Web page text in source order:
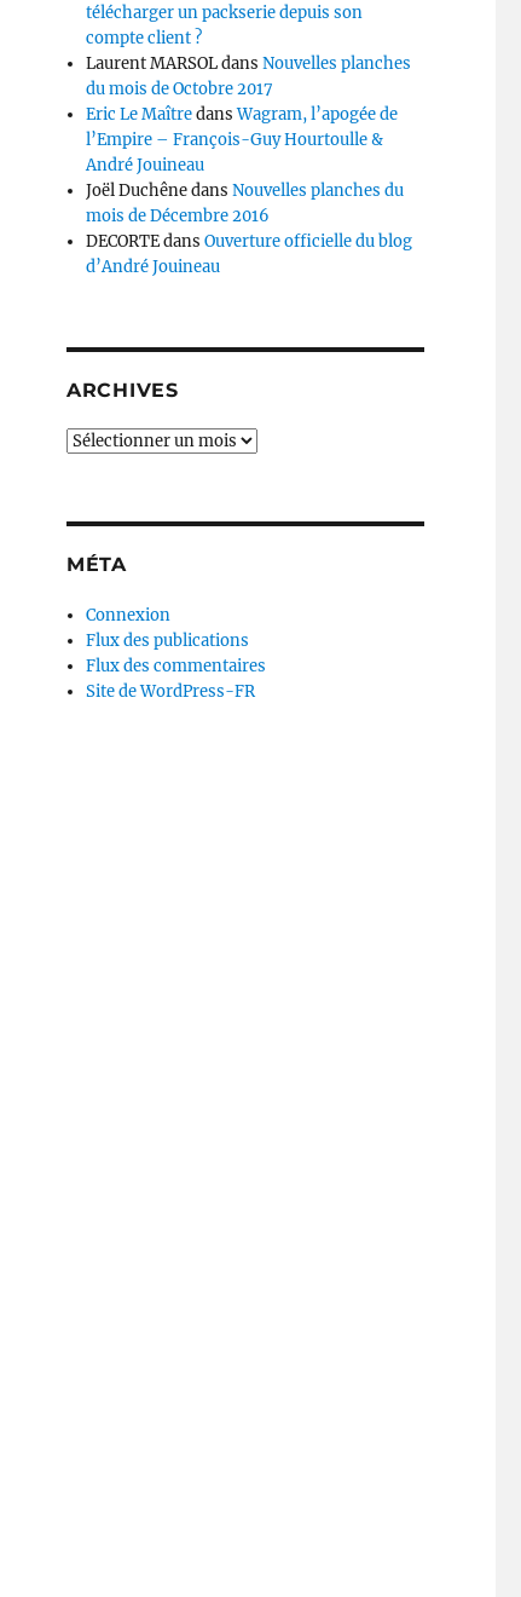
télécharger un packserie depuis son
compte client ?
Laurent MARSOLdansNouvelles planches
du mois de Octobre 2017
Eric Le MaîtredansWagram, l’apogée de
l’Empire – François-Guy Hourtoulle &
André Jouineau
Joël DuchênedansNouvelles planches du
mois de Décembre 2016
DECORTEdansOuverture officielle du blog
d’André Jouineau
ARCHIVES
Archives
MÉTA
Connexion
Flux des publications
Flux des commentaires
Site de WordPress-FR